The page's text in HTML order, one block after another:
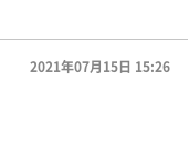
2021年07月15日 15:26